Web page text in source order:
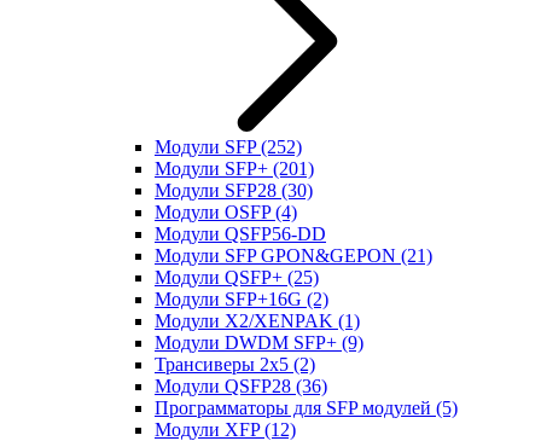
Модули SFP(252)
Модули SFP+ (201)
Модули SFP28 (30)
Модули OSFP(4)
Модули QSFP56-DD
Модули SFP GPON&GEPON (21)
Модули QSFP+ (25)
Модули SFP+16G (2)
Модули X2/XENPAK (1)
Модули DWDM SFP+ (9)
Трансиверы 2x5 (2)
Модули QSFP28 (36)
Программаторы для SFP модулей (5)
Модули XFP(12)